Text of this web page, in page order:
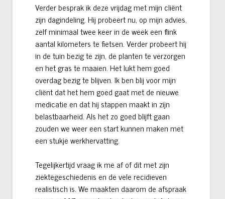
Verder besprak ik deze vrijdag met mijn cliënt
zijn dagindeling. Hij probeert nu, op mijn advies,
zelf minimaal twee keer in de week een flink
aantal kilometers te fietsen. Verder probeert hij
in de tuin bezig te zijn, de planten te verzorgen
en het gras te maaien. Het lukt hem goed
overdag bezig te blijven. Ik ben blij voor mijn
cliënt dat het hem goed gaat met de nieuwe
medicatie en dat hij stappen maakt in zijn
belastbaarheid. Als het zo goed blijft gaan
zouden we weer een start kunnen maken met
een stukje werkhervatting.
Tegelijkertijd vraag ik me af of dit met zijn
ziektegeschiedenis en de vele recidieven
realistisch is. We maakten daarom de afspraak